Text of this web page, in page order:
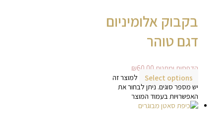
בקבוק אלומיניום
דגם טוהר
הדפסות ומתנות ₪60.00
Select options
למוצר זה
יש מספר סוגים. ניתן לבחור את
האפשרויות בעמוד המוצר